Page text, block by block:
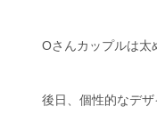
Oさんカップルは太
後日、個性的なデ